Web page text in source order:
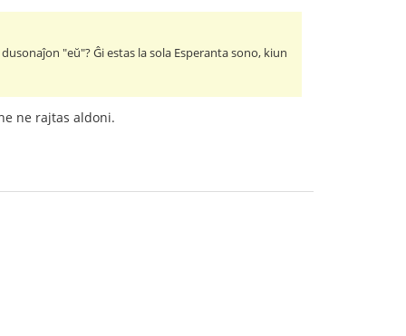
"eŭ"? Ĝi estas la sola Esperanta sono, kiun
ne rajtas aldoni.